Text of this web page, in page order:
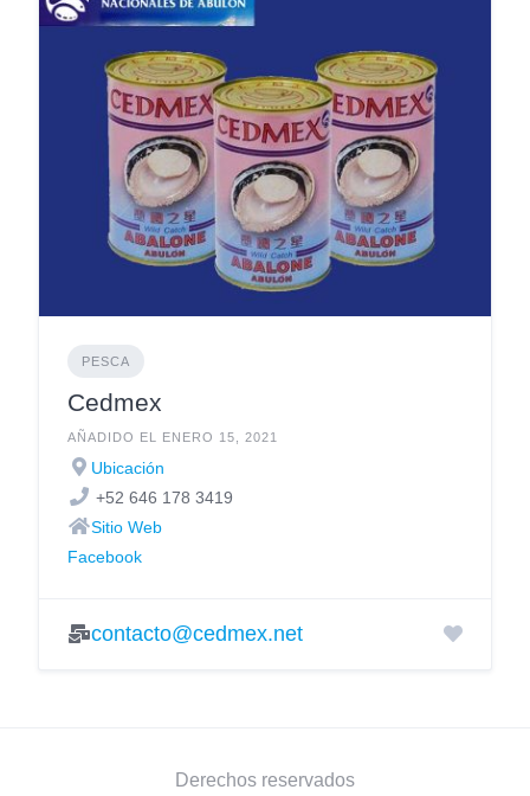
PESCA
Cedmex
AÑADIDO EL ENERO 15, 2021
Ubicación
+52 646 178 3419
Sitio Web
Facebook
contacto@cedmex.net
Derechos reservados